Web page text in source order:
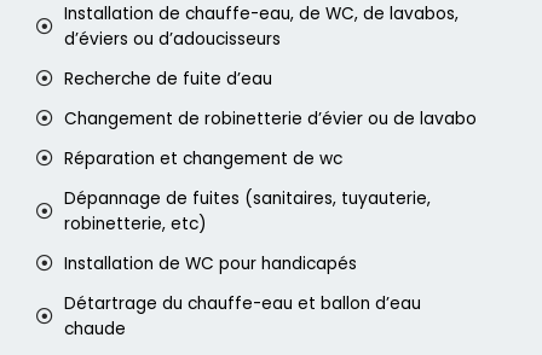
Installation de chauffe-eau, de WC, de lavabos,
d’éviers ou d’adoucisseurs
Recherche de fuite d’eau
Changement de robinetterie d’évier ou de lavabo
Réparation et changement de wc
Dépannage de fuites (sanitaires, tuyauterie,
robinetterie, etc)
Installation de WC pour handicapés
Détartrage du chauffe-eau et ballon d’eau
chaude